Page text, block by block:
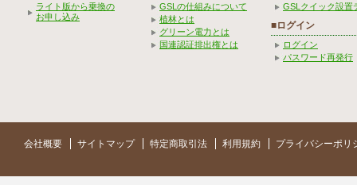
ライト版から乗換の
お申し込み
GSLの仕組みについて
植林とは
グリーン電力とは
国連認証排出権とは
GSLクイック設置
■ログイン
ログイン
パスワード再発行
会社概要 サイトマップ 特定商取引法 利用規約 プライバシーポリ